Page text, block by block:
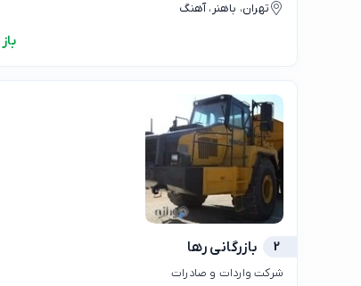
تهران، باهنر، آهنگ
باز
2 بازرگانی رها
شرکت واردات و صادرات